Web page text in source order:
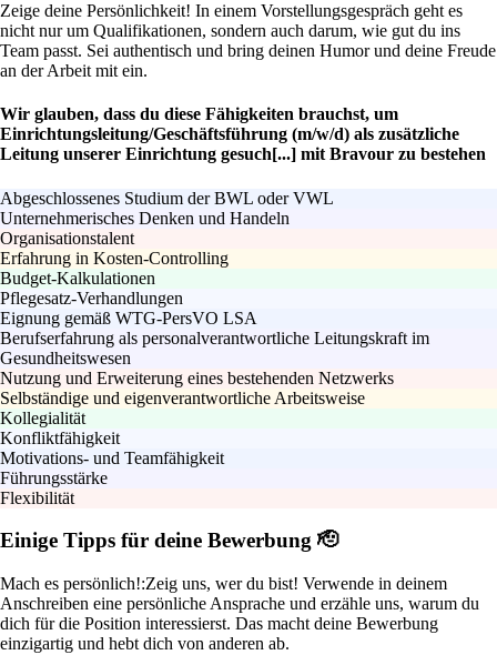
Zeige deine Persönlichkeit! In einem Vorstellungsgespräch geht es
nicht nur um Qualifikationen, sondern auch darum, wie gut du ins
Team passt. Sei authentisch und bring deinen Humor und deine Freude
an der Arbeit mit ein.
Wir glauben, dass du diese Fähigkeiten brauchst, um
Einrichtungsleitung/Geschäftsführung (m/w/d) als zusätzliche
Leitung unserer Einrichtung gesuch[...] mit Bravour zu bestehen
Abgeschlossenes Studium der BWL oder VWL
Unternehmerisches Denken und Handeln
Organisationstalent
Erfahrung in Kosten-Controlling
Budget-Kalkulationen
Pflegesatz-Verhandlungen
Eignung gemäß WTG-PersVO LSA
Berufserfahrung als personalverantwortliche Leitungskraft im
Gesundheitswesen
Nutzung und Erweiterung eines bestehenden Netzwerks
Selbständige und eigenverantwortliche Arbeitsweise
Kollegialität
Konfliktfähigkeit
Motivations- und Teamfähigkeit
Führungsstärke
Flexibilität
Einige Tipps für deine Bewerbung 🫡
Mach es persönlich!:Zeig uns, wer du bist! Verwende in deinem
Anschreiben eine persönliche Ansprache und erzähle uns, warum du
dich für die Position interessierst. Das macht deine Bewerbung
einzigartig und hebt dich von anderen ab.